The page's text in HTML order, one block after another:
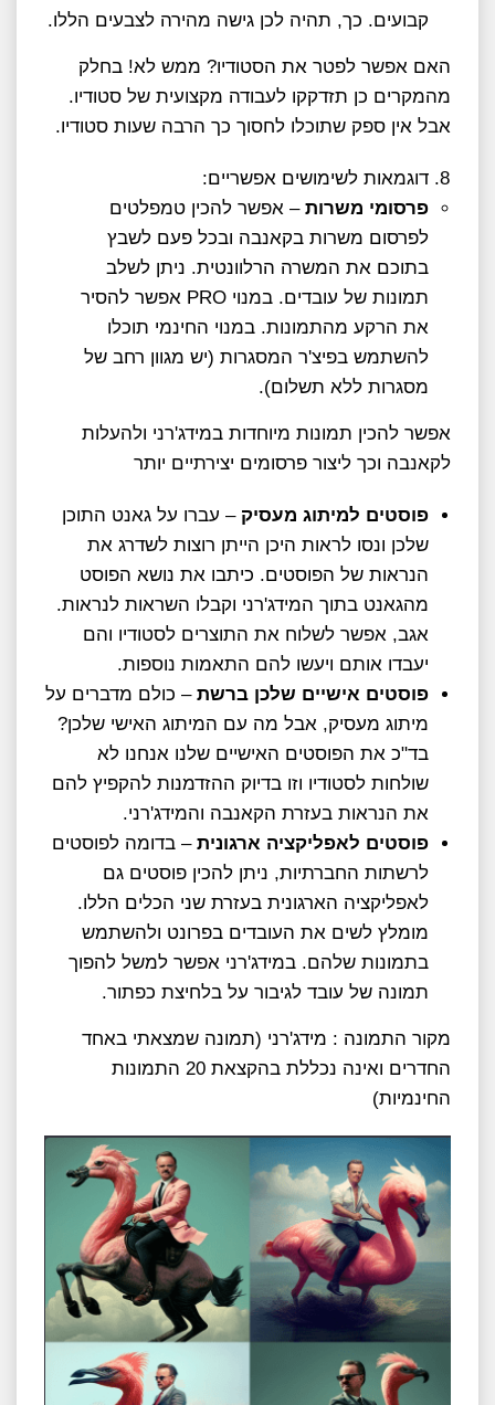
קבועים. כך, תהיה לכן גישה מהירה לצבעים הללו.
האם אפשר לפטר את הסטודיו? ממש לא! בחלק
מהמקרים כן תזדקקו לעבודה מקצועית של סטודיו.
אבל אין ספק שתוכלו לחסוך כך הרבה שעות סטודיו.
דוגמאות לשימושים אפשריים:
פרסומי משרות – אפשר להכין טמפלטים
לפרסום משרות בקאנבה ובכל פעם לשבץ
בתוכם את המשרה הרלוונטית. ניתן לשלב
תמונות של עובדים. במנוי PRO אפשר להסיר
את הרקע מהתמונות. במנוי החינמי תוכלו
להשתמש בפיצ'ר המסגרות (יש מגוון רחב של
מסגרות ללא תשלום).
אפשר להכין תמונות מיוחדות במידג'רני ולהעלות
לקאנבה וכך ליצור פרסומים יצירתיים יותר
פוסטים למיתוג מעסיק– עברו על גאנט התוכן
שלכן ונסו לראות היכן הייתן רוצות לשדרג את
הנראות של הפוסטים. כיתבו את נושא הפוסט
מהגאנט בתוך המידג'רני וקבלו השראות לנראות.
אגב, אפשר לשלוח את התוצרים לסטודיו והם
יעבדו אותם ויעשו להם התאמות נוספות.
פוסטים אישיים שלכן ברשת – כולם מדברים על
מיתוג מעסיק, אבל מה עם המיתוג האישי שלכן?
בד"כ את הפוסטים האישיים שלנו אנחנו לא
שולחות לסטודיו וזו בדיוק ההזדמנות להקפיץ להם
את הנראות בעזרת הקאנבה והמידג'רני.
פוסטים לאפליקציה ארגונית – בדומה לפוסטים
לרשתות החברתיות, ניתן להכין פוסטים גם
לאפליקציה הארגונית בעזרת שני הכלים הללו.
מומלץ לשים את העובדים בפרונט ולהשתמש
בתמונות שלהם. במידג'רני אפשר למשל להפוך
תמונה של עובד לגיבור על בלחיצת כפתור.
מקור התמונה : מידג'רני (תמונה שמצאתי באחד
החדרים ואינה נכללת בהקצאת 20 התמונות
החינמיות)